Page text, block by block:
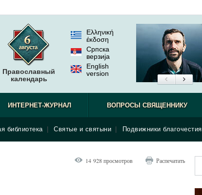
Православный
календарь
Ελληνική
έκδοση
Српска
верзиjа
English
version
библиотека Святые и святыни Подвижники благочестия
ИНТЕРНЕТ-ЖУРНАЛ ВОПРОСЫ СВЯЩЕННИКУ
14 928 просмотров Распечатать